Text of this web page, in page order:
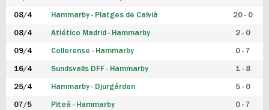
08/4 Hammarby - Platges de Calvià 20 - 0
08/4 Atlético Madrid - Hammarby 2 - 0
09/4 Collerense - Hammarby 0 - 7
16/4 Sundsvalls DFF - Hammarby 1 - 8
25/4 Hammarby - Djurgården 5 - 0
07/5 Piteå - Hammarby 0 - 7